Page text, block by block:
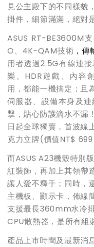
見公主殿下的不同樣貌
掛件，細節滿滿，絕對
ASUS RT-BE3600M
O、4K-QAM技術 ，傳
用者透過2.5G有線連
樂、HDR遊戲、內容
用，都能一機搞定；且
伺服器、設備本身及
擊，貼心防護滴水不漏
日起全球獨賣，首波線
克力立牌(價值NT$ 699
而ASUS A23機殼特別
紅裝飾，再加上其領帶
讓人愛不釋手；同時，
主機板、顯示卡，佈線
支援最長360mm水冷
CPU散熱器，是所有組
產品上市時間及最新消